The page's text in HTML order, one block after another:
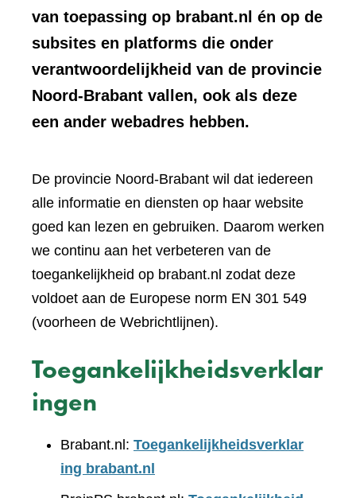
van toepassing op brabant.nl én op de
subsites en platforms die onder
verantwoordelijkheid van de provincie
Noord-Brabant vallen, ook als deze
een ander webadres hebben.
De provincie Noord-Brabant wil dat iedereen
alle informatie en diensten op haar website
goed kan lezen en gebruiken. Daarom werken
we continu aan het verbeteren van de
toegankelijkheid op brabant.nl zodat deze
voldoet aan de Europese norm EN 301 549
(voorheen de Webrichtlijnen).
Toegankelijkheidsverklar
ingen
Brabant.nl: Toegankelijkheidsverklar
ing brabant.nl